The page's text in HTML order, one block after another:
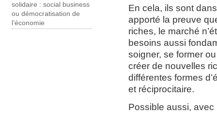
solidaire : social business
ou démocratisation de
l’économie
En cela, ils sont
apporté la preuve
riches, le marché
besoins aussi
soigner, se former
créer de nouvelles
différentes formes
et réciprocitaire.
Possible aussi,